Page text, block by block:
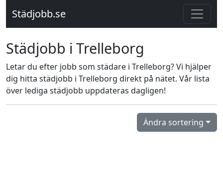
Städjobb.se
Städjobb i Trelleborg
Letar du efter jobb som städare i Trelleborg? Vi hjälper
dig hitta städjobb i Trelleborg direkt på nätet. Vår lista
över lediga städjobb uppdateras dagligen!
Ändra sortering